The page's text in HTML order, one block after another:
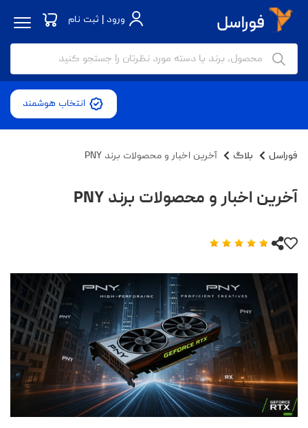
ورود | ثبت نام
انتخاب هوشمند
فوراسل بلاگ آخرین اخبار و محصولات برند PNY
آخرین اخبار و محصولات برند PNY